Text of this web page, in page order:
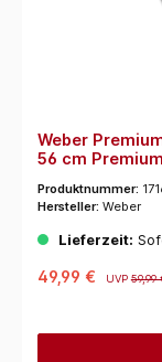
Weber
56 cm
Produktnummer:
Hersteller: Weber
Lieferzeit:
49,99 € UVP59,99